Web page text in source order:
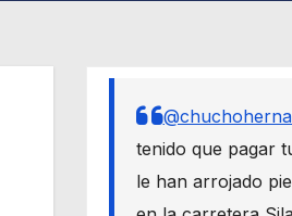
tenido que pagar
le han arrojado